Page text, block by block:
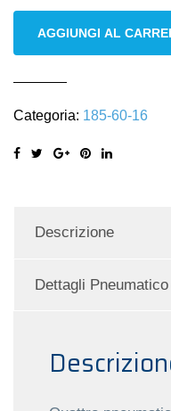
M+S
AGGIUNGI AL
Categoria: 185-60-16
Descrizione
Dettagli Pneumatico